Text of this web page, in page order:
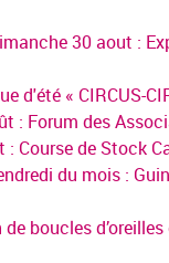
30 aout :
d'été « CIRCUS-
: Forum des
: Course de Stock
du mois :
boucles d’oreilles